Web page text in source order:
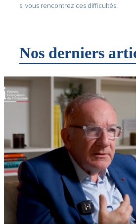
si vous rencontrez ces difficultés.
Nos derniers